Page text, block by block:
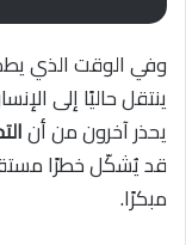
وفي الوقت الذي
ينتقل حاليًا إلى
يحذر آخرون من أن
قد يُشكّل خطرًا
مبكرًا.